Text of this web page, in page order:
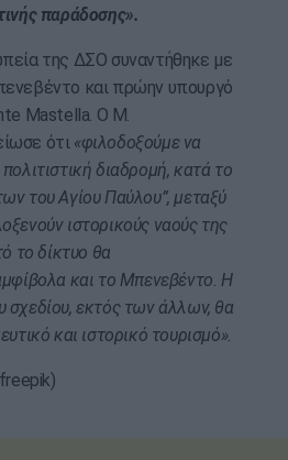
παράδοσης».
της ΔΣΟ συναντήθηκε με
και πρώην υπουργό
Mastella. Ο Μ.
ότι «φιλοδοξούμε να
διαδρομή, κατά το
του Αγίου Παύλου”, μεταξύ
ιστορικούς ναούς της
το δίκτυο θα
και το Μπενεβέντο. Η
εκτός των άλλων, θα
και ιστορικό τουρισμό».